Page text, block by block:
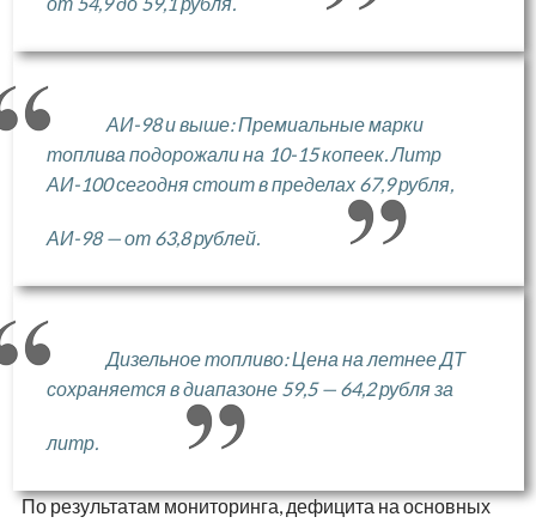
АИ-98 и выше: Премиальные марки
топлива подорожали на 10-15 копеек. Литр
АИ-100 сегодня стоит в пределах 67,9 рубля,
АИ-98 — от 63,8 рублей.
Дизельное топливо: Цена на летнее ДТ
сохраняется в диапазоне 59,5 — 64,2 рубля за
литр.
По результатам мониторинга, дефицита на основных